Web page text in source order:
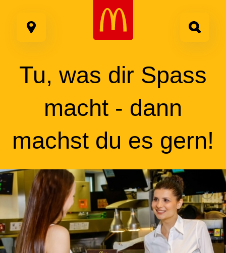
springen
Tu, was dir Spass
macht - dann
machst du es gern!